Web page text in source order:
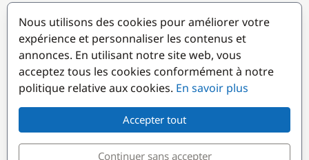
Destinations populaires
Nous utilisons des cookies pour améliorer votre
expérience et personnaliser les contenus et
annonces. En utilisant notre site web, vous
acceptez tous les cookies conformément à notre
politique relative aux cookies. En savoir plus
Accepter tout
Continuer sans accepter